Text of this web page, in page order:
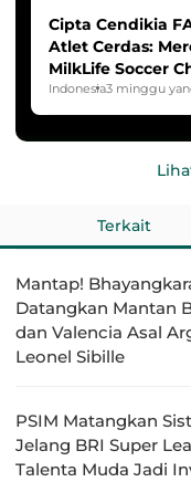
Cipta Cendikia
Atlet Cerdas:
MilkLife Soccer
HYDROPLUS
Indonesia3 minggu
Terkait
Mantap!
Datangkan Mantan
dan Valencia Asal
Leonel Sibille
PSIM Matangkan
Jelang BRI Super
Talenta Muda Jadi